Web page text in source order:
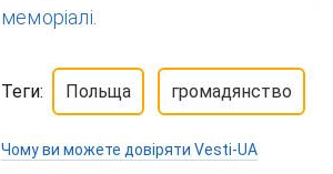
меморіалі.
Теги: Польща громадянство
Чому ви можете довіряти Vesti-UA